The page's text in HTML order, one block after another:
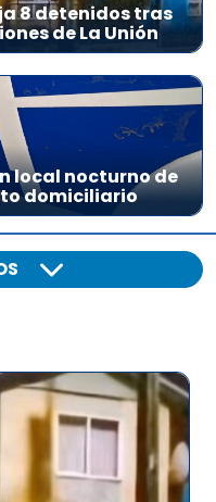
8 detenidos tras
de La Unión
local nocturno de
domiciliario